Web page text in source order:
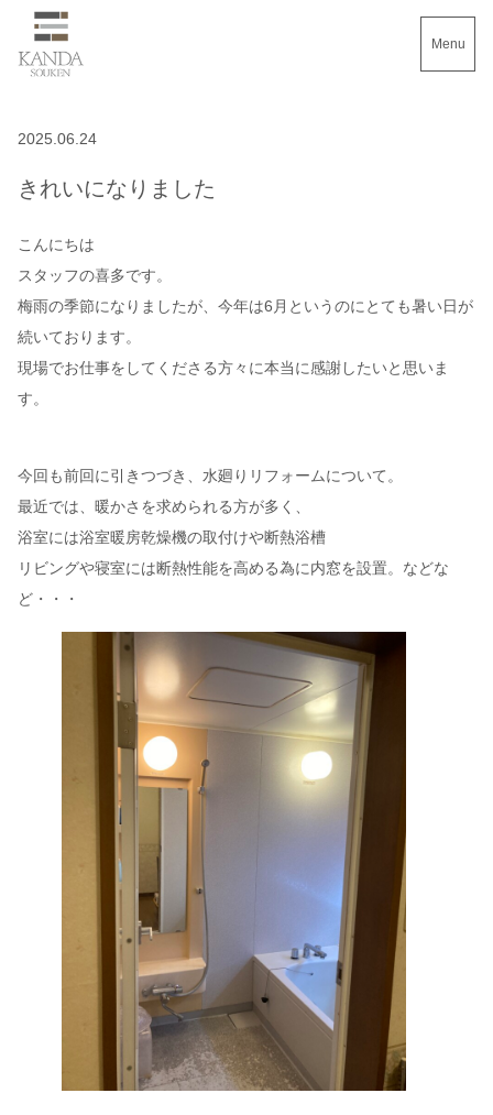
Menu
2025.06.24
きれいになりました
こんにちは
スタッフの喜多です。
梅雨の季節になりましたが、今年は6月というのにとても暑い日が
続いております。
現場でお仕事をしてくださる方々に本当に感謝したいと思いま
す。
今回も前回に引きつづき、水廻りリフォームについて。
最近では、暖かさを求められる方が多く、
浴室には浴室暖房乾燥機の取付けや断熱浴槽
リビングや寝室には断熱性能を高める為に内窓を設置。などな
ど・・・